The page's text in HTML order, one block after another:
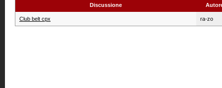
Discussione
Club belt cpx ra-zo